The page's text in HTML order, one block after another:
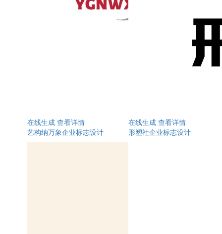
在线生成 查看详情
艺构纳万象企业标志设计
在线生成 查看详情
形塑社企业标志设计